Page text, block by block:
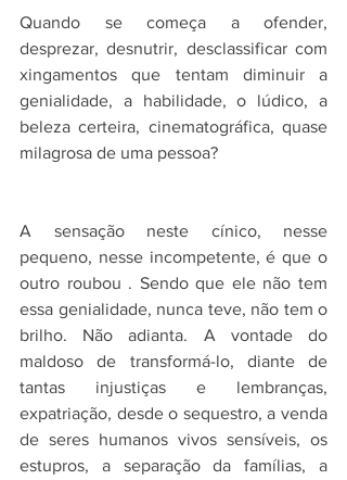
Quando se começa a ofender,
desprezar, desnutrir, desclassificar com
xingamentos que tentam diminuir a
genialidade, a habilidade, o lúdico, a
beleza certeira, cinematográfica, quase
milagrosa de uma pessoa?
A sensação neste cínico, nesse
pequeno, nesse incompetente, é que o
outro roubou . Sendo que ele não tem
essa genialidade, nunca teve, não tem o
brilho. Não adianta. A vontade do
maldoso de transformá-lo, diante de
tantas injustiças e lembranças,
expatriação, desde o sequestro, a venda
de seres humanos vivos sensíveis, os
estupros, a separação da famílias, a